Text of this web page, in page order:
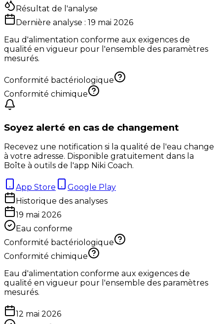
Résultat de l'analyse
Dernière analyse : 19 mai 2026
Eau d'alimentation conforme aux exigences de
qualité en vigueur pour l'ensemble des paramètres
mesurés.
Conformité bactériologique
Conformité chimique
Soyez alerté en cas de changement
Recevez une notification si la qualité de l'eau change
à votre adresse. Disponible gratuitement dans la
Boîte à outils de l'app Niki Coach.
App Store
Google Play
Historique des analyses
19 mai 2026
Eau conforme
Conformité bactériologique
Conformité chimique
Eau d'alimentation conforme aux exigences de
qualité en vigueur pour l'ensemble des paramètres
mesurés.
12 mai 2026